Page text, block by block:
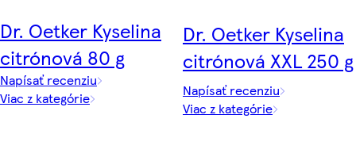
Dr. Oetker Kyselina
citrónová 80 g
Napísať recenziu
Viac z kategórie
Dr. Oetker Kyselina
citrónová XXL 250 g
Napísať recenziu
Viac z kategórie